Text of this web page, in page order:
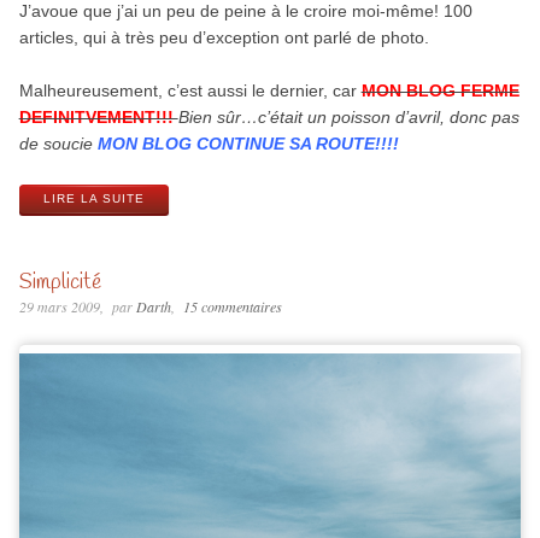
J’avoue que j’ai un peu de peine à le croire moi-même! 100
articles, qui à très peu d’exception ont parlé de photo.
Malheureusement, c’est aussi le dernier, carMON BLOG FERME
DEFINITVEMENT!!!Bien sûr…c’était un poisson d’avril, donc pas
de soucie MON BLOG CONTINUE SA ROUTE!!!!
LIRE LA SUITE
Simplicité
29 mars 2009 parDarth 15 commentaires